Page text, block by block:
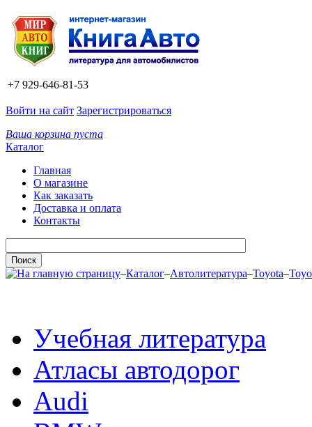
+7 929-646-81-53
Войти на сайт Зарегистрироваться
Ваша корзина пуста
Каталог
Главная
О магазине
Как заказать
Доставка и оплата
Контакты
–Каталог–Автолитература–Toyota–
Учебная литература
Атласы автодорог
Audi